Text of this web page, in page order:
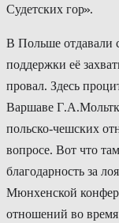
Судетских гор».
В Польше отдавали
поддержки её
провал. Здесь
Варшаве
польско‑чешских
вопросе. Вот что
благодарность за
Мюнхенской
отношений во